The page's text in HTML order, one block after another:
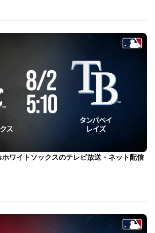
ホワイトソックスのテレビ放送・ネット配信